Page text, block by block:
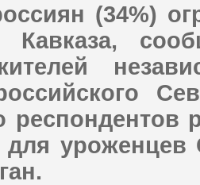
(34%)
Кавказа,
респондентов
для